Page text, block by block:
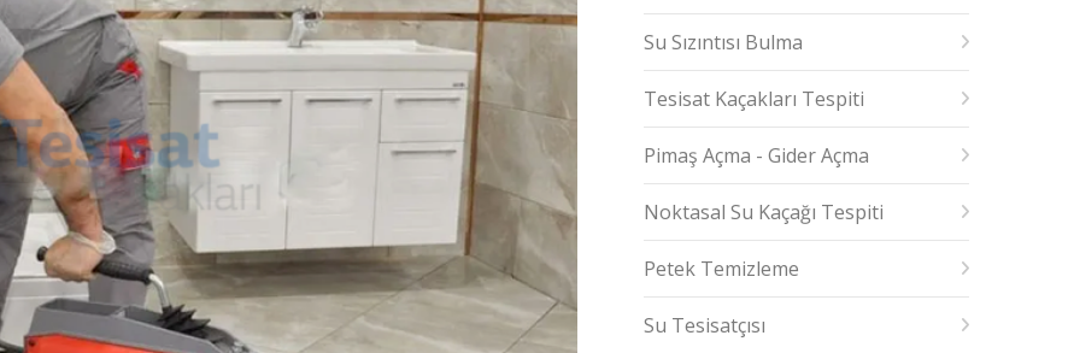
Su Sızıntısı Bulma
Tesisat Kaçakları Tespiti
Pimaş Açma - Gider Açma
Noktasal Su Kaçağı Tespiti
Petek Temizleme
Su Tesisatçısı